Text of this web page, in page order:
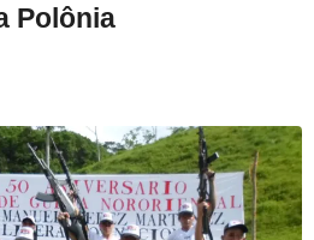
Polônia